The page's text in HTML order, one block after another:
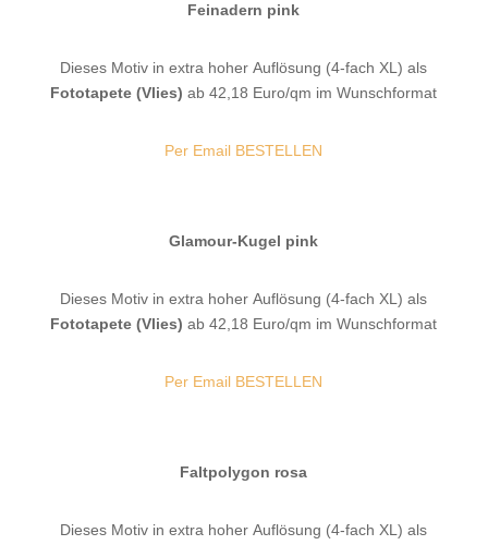
Feinadern pink
Dieses Motiv in extra hoher Auflösung (4-fach XL) als
Fototapete (Vlies)ab 42,18 Euro/qm im Wunschformat
Per Email BESTELLEN
Glamour-Kugel pink
Dieses Motiv in extra hoher Auflösung (4-fach XL) als
Fototapete (Vlies)ab 42,18 Euro/qm im Wunschformat
Per Email BESTELLEN
Faltpolygon rosa
Dieses Motiv in extra hoher Auflösung (4-fach XL) als